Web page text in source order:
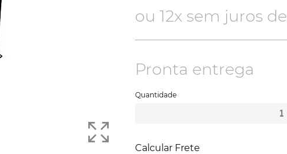
ou 12x sem juros de
Pronta entrega
Quantidade
Calcular Frete